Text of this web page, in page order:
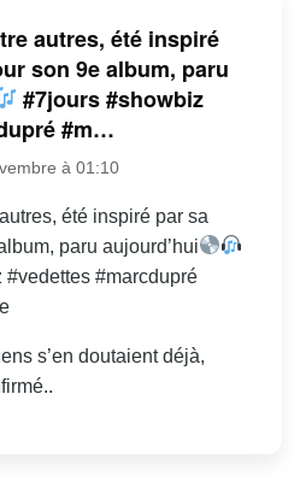
autres, été inspiré
son 9e album, paru
#7jours #showbiz
#m…
à 01:10
été inspiré par sa
paru aujourd’hui
#marcdupré
s’en doutaient déjà,